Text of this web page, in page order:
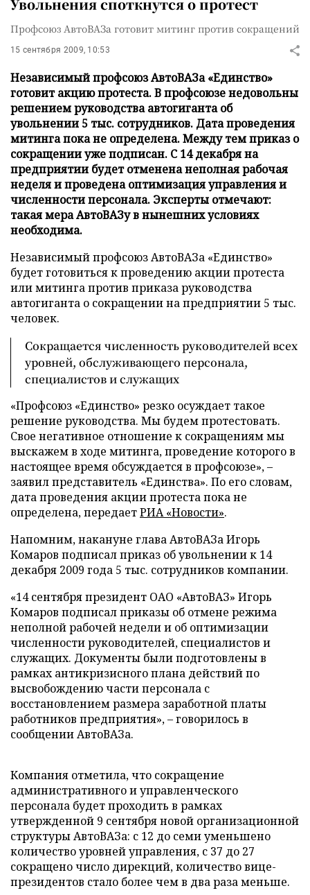
Увольнения споткнутся о протест
Профсоюз АвтоВАЗа готовит митинг против сокращений
15 сентября 2009, 10:53
Независимый профсоюз АвтоВАЗа «Единство»
готовит акцию протеста. В профсоюзе недовольны
решением руководства автогиганта об
увольнении 5 тыс. сотрудников. Дата проведения
митинга пока не определена. Между тем приказ о
сокращении уже подписан. С 14 декабря на
предприятии будет отменена неполная рабочая
неделя и проведена оптимизация управления и
численности персонала. Эксперты отмечают:
такая мера АвтоВАЗу в нынешних условиях
необходима.
Независимый профсоюз АвтоВАЗа «Единство»
будет готовиться к проведению акции протеста
или митинга против приказа руководства
автогиганта о сокращении на предприятии 5 тыс.
человек.
Сокращается численность руководителей всех
уровней, обслуживающего персонала,
специалистов и служащих
«Профсоюз «Единство» резко осуждает такое
решение руководства. Мы будем протестовать.
Свое негативное отношение к сокращениям мы
выскажем в ходе митинга, проведение которого в
настоящее время обсуждается в профсоюзе», –
заявил представитель «Единства». По его словам,
дата проведения акции протеста пока не
определена, передаетРИА «Новости».
Напомним, накануне глава АвтоВАЗа Игорь
Комаров подписал приказ об увольнении к 14
декабря 2009 года 5 тыс. сотрудников компании.
«14 сентября президент ОАО «АвтоВАЗ» Игорь
Комаров подписал приказы об отмене режима
неполной рабочей недели и об оптимизации
численности руководителей, специалистов и
служащих. Документы были подготовлены в
рамках антикризисного плана действий по
высвобождению части персонала с
восстановлением размера заработной платы
работников предприятия», – говорилось в
сообщении АвтоВАЗа.
Компания отметила, что сокращение
административного и управленческого
персонала будет проходить в рамках
утвержденной 9 сентября новой организационной
структуры АвтоВАЗа: с 12 до семи уменьшено
количество уровней управления, с 37 до 27
сокращено число дирекций, количество вице-
президентов стало более чем в два раза меньше.